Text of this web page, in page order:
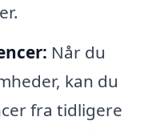
Når du
kan du
fra tidligere